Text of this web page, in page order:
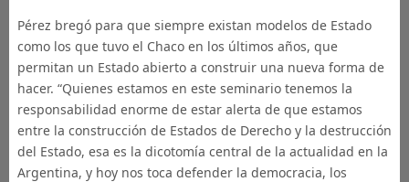
Pérez bregó para que siempre existan modelos de Estado
como los que tuvo el Chaco en los últimos años, que
permitan un Estado abierto a construir una nueva forma de
hacer. “Quienes estamos en este seminario tenemos la
responsabilidad enorme de estar alerta de que estamos
entre la construcción de Estados de Derecho y la destrucción
del Estado, esa es la dicotomía central de la actualidad en la
Argentina, y hoy nos toca defender la democracia, los